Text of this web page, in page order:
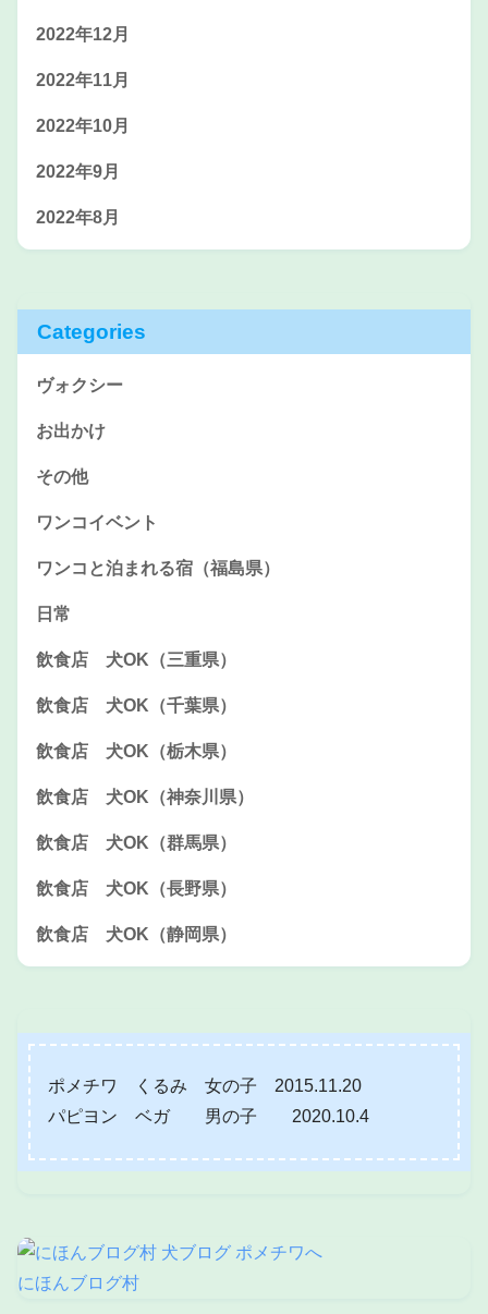
2022年12月
2022年11月
2022年10月
2022年9月
2022年8月
Categories
ヴォクシー
お出かけ
その他
ワンコイベント
ワンコと泊まれる宿（福島県）
日常
飲食店 犬OK（三重県）
飲食店 犬OK（千葉県）
飲食店 犬OK（栃木県）
飲食店 犬OK（神奈川県）
飲食店 犬OK（群馬県）
飲食店 犬OK（長野県）
飲食店 犬OK（静岡県）
ポメチワ くるみ 女の子 2015.11.20
パピヨン ベガ 男の子 2020.10.4
にほんブログ村